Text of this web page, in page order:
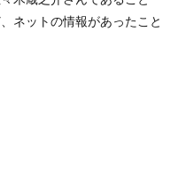
ネットの情報があったこと